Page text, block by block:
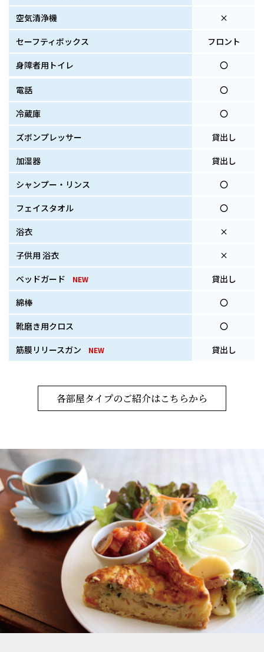
空気清浄機
×
セーフティボックス
フロント
身障者用トイレ
〇
電話
〇
冷蔵庫
〇
ズボンプレッサー
貸出し
加湿器
貸出し
シャンプー・リンス
〇
フェイスタオル
〇
浴衣
×
子供用 浴衣
×
ベッドガード
NEW
貸出し
綿棒
〇
靴磨き用クロス
〇
筋膜リリースガン
NEW 貸出し
各部屋タイプのご紹介はこちらから